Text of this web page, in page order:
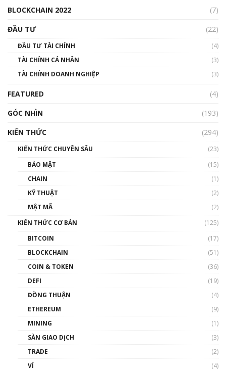
00:02:14
Nhìn lại năm 2022: Những sự kiện ảnh hưởng
đến hệ sinh thái tiền mã hoá | Phổ cập
00:43:47
như thể nào?
00:39:31
Phổ cập Blockchain
thống & Crypto qua các cuộc chiến | Phổ cập
BLOCKCHAIN 2022
(7)
ĐẦU TƯ
(22)
ĐẦU TƯ TÀI CHÍNH
(4)
TÀI CHÍNH CÁ NHÂN
(3)
TÀI CHÍNH DOANH NGHIỆP
(3)
FEATURED
(4)
GÓC NHÌN
(193)
KIẾN THỨC
(294)
KIẾN THỨC CHUYÊN SÂU
(23)
BẢO MẬT
(15)
CHAIN
(1)
KỸ THUẬT
(2)
MẬT MÃ
(2)
KIẾN THỨC CƠ BẢN
(125)
BITCOIN
(17)
BLOCKCHAIN
(51)
COIN & TOKEN
(36)
DEFI
(19)
ĐỒNG THUẬN
(4)
ETHEREUM
(9)
MINING
(1)
SÀN GIAO DỊCH
(3)
TRADE
(2)
VÍ
(4)